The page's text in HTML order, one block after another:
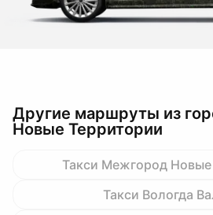
Другие маршруты из
Новые Территории
Такси Межгород Новые
Такси Вологда